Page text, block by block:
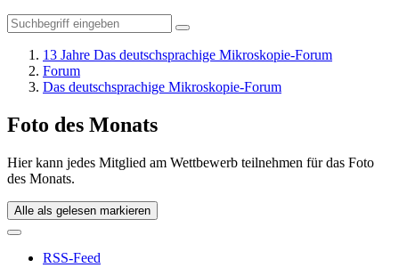
13 Jahre Das deutschsprachige Mikroskopie-Forum
Forum
Das deutschsprachige Mikroskopie-Forum
Foto des Monats
Hier kann jedes Mitglied am Wettbewerb teilnehmen für das Foto
des Monats.
Alle als gelesen markieren
RSS-Feed